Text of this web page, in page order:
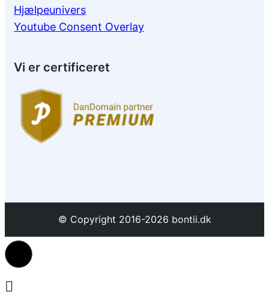
Hjælpeunivers
Youtube Consent Overlay
Vi er certificeret
© Copyright 2016-2026 bontii.dk